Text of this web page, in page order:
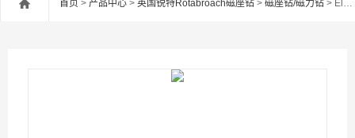
首页 > 产品中心 > 英国锐特Rotabroach磁座钻 > 磁座钻/磁力钻 > Element 50英国锐特Rotaborach可攻丝磁座钻